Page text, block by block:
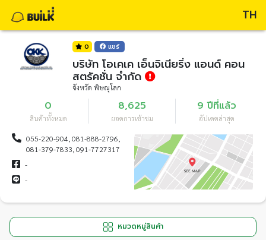
TH
0 แชร์
บริษัท โอเคเค เอ็นจิเนียริ่ง แอนด์ คอน
สตรัคชั่น จำกัด
จังหวัด พิษณุโลก
0
สินค้าทั้งหมด
8,625
ยอดการเข้าชม
9 ปีที่แล้ว
อัปเดตล่าสุด
055-220-904, 081-888-2796,
081-379-7833, 091-7727317
-
-
หมวดหมู่สินค้า